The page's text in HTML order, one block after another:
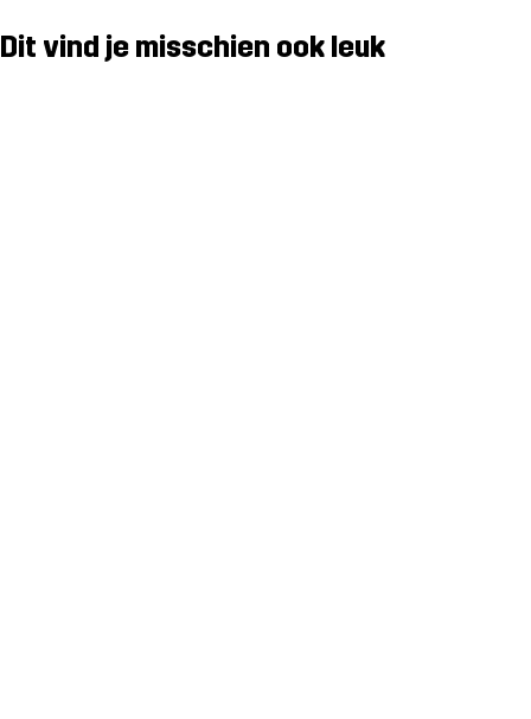
Dit vind je misschien ook leuk